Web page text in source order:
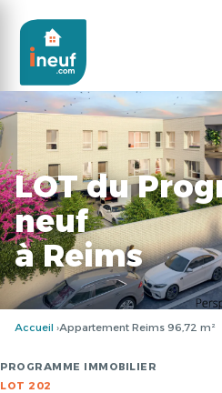
LOT du
neuf
à Reims
Accueil Appartement Reims 96,72 m²
PROGRAMME IMMOBILIER
LOT 202